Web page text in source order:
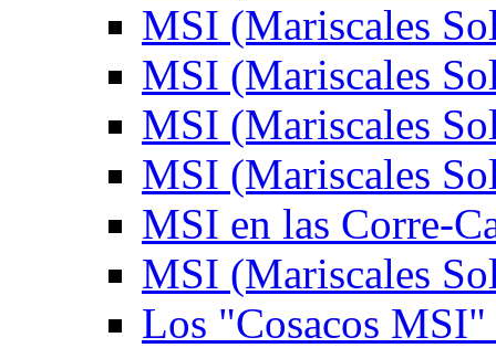
MSI (Mariscales
MSI (Mariscales
MSI (Mariscales
MSI (Mariscales
MSI en las Corre-
MSI (Mariscales
Los "Cosacos